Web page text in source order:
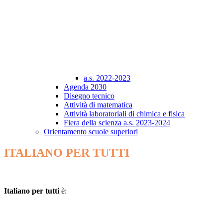
a.s. 2022-2023
Agenda 2030
Disegno tecnico
Attività di matematica
Attività laboratoriali di chimica e fisica
Fiera della scienza a.s. 2023-2024
Orientamento scuole superiori
ITALIANO PER TUTTI
Italiano per tutti è: